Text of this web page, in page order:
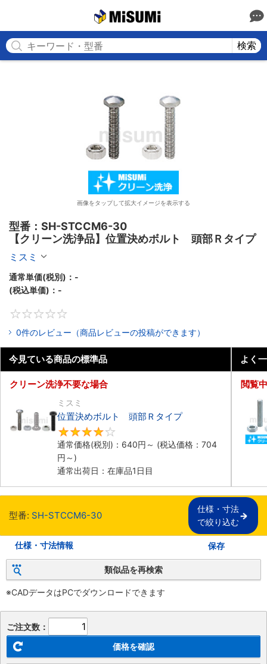
検索
画像をタップして拡大イメージを表示する
型番：SH-STCCM6-30
【クリーン洗浄品】位置決めボルト　頭部Ｒタイプ
ミスミ
通常単価(税別)： -
(税込単価)： -
0件のレビュー（商品レビューの投稿ができます）
今見ている商品の標準品
クリーン洗浄不要な場合
ミスミ
位置決めボルト 頭部Ｒタイプ
通常価格(税別)： 640円 ～ (税込価格： 704
円 ～)
通常出荷日：在庫品1日目
よく
閲覧
型番: SH-STCCM6-30
仕様・寸法
で絞り込む
仕様・寸法情報 保存
類似品を再検索
※CADデータはPCでダウンロードできます
ご注文数：
価格を確認